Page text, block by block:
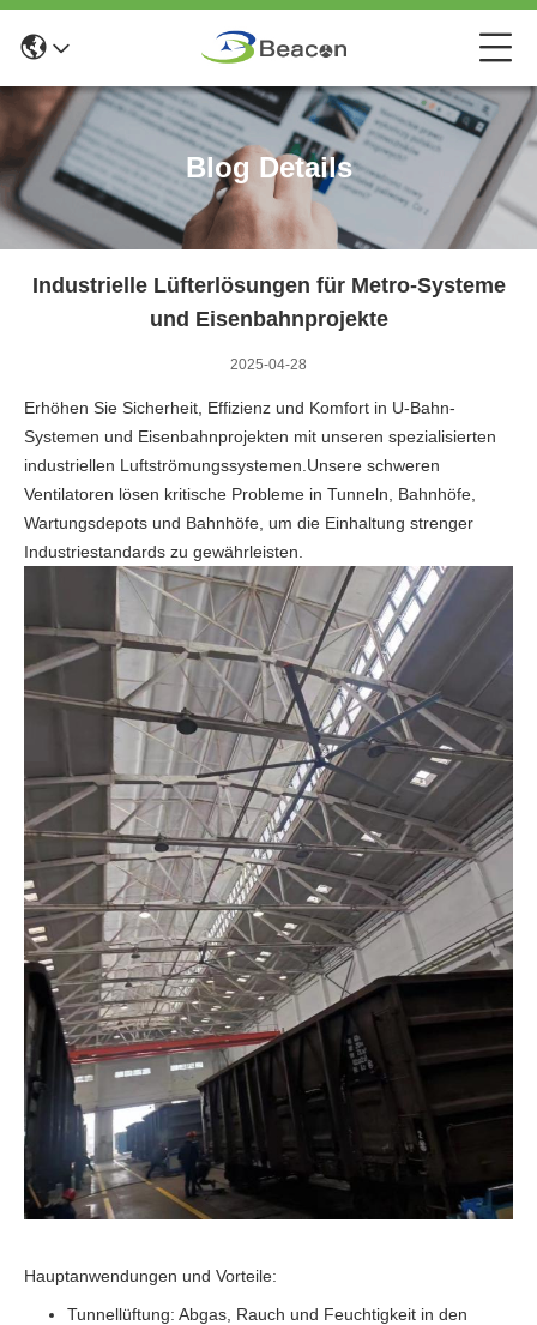
Blog Details
Industrielle Lüfterlösungen für Metro-Systeme
und Eisenbahnprojekte
2025-04-28
Erhöhen Sie Sicherheit, Effizienz und Komfort in U-Bahn-
Systemen und Eisenbahnprojekten mit unseren spezialisierten
industriellen Luftströmungssystemen.Unsere schweren
Ventilatoren lösen kritische Probleme in Tunneln, Bahnhöfe,
Wartungsdepots und Bahnhöfe, um die Einhaltung strenger
Industriestandards zu gewährleisten.
Hauptanwendungen und Vorteile:
Tunnellüftung: Abgas, Rauch und Feuchtigkeit in den